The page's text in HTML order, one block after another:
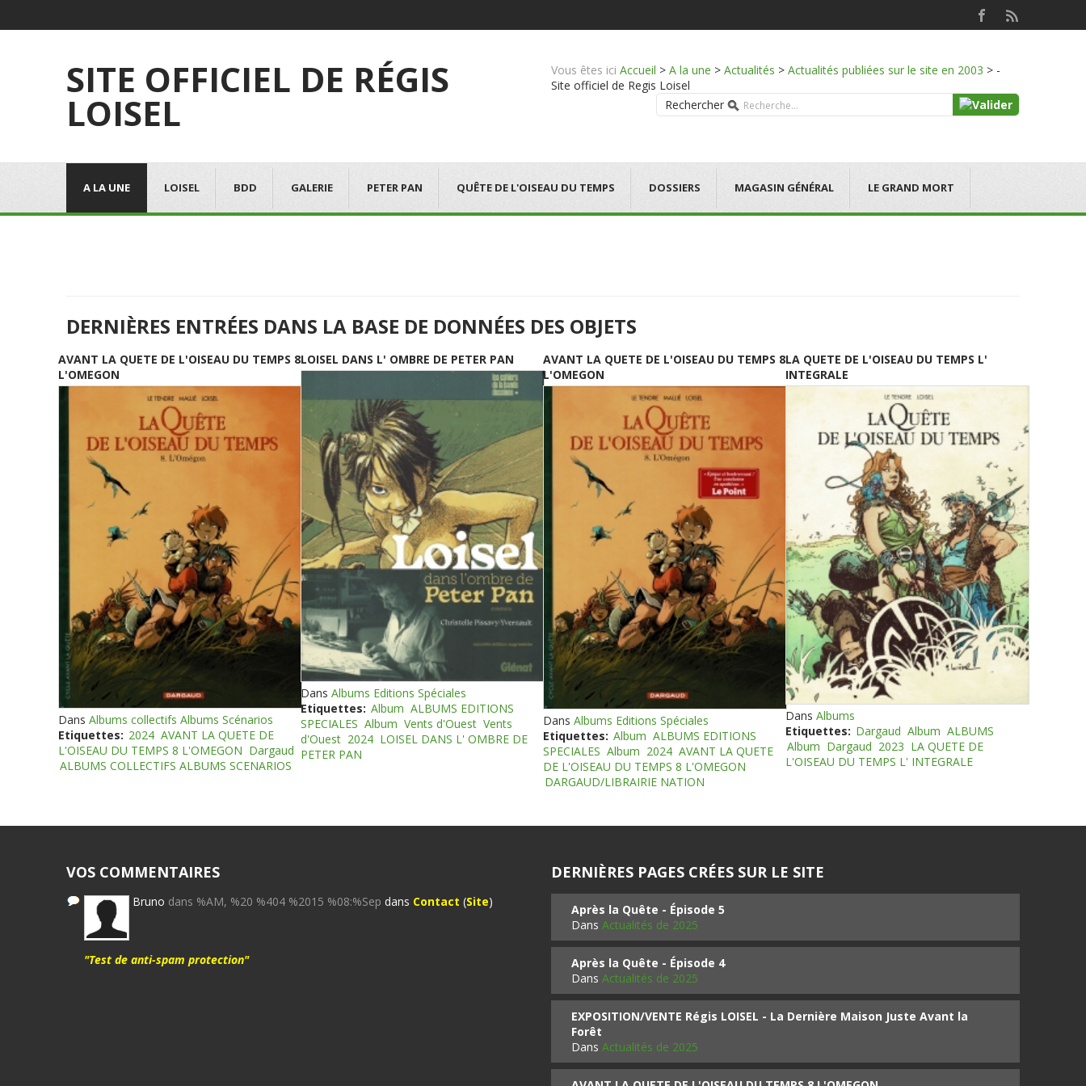
SITE OFFICIEL DE RÉGIS
LOISEL
Vous êtes ici Accueil > A la une > Actualités > Actualités publiées sur le site en 2003 > -
Site officiel de Regis Loisel
Rechercher
A LA UNE LOISEL BDD GALERIE PETER PAN QUÊTE DE L'OISEAU DU TEMPS DOSSIERS MAGASIN GÉNÉRAL LE GRAND MORT
DERNIÈRES ENTRÉES DANS LA BASE DE DONNÉES DES OBJETS
AVANT LA QUETE DE L'OISEAU DU TEMPS 8
L'OMEGON
Dans Albums collectifs Albums Scénarios
Etiquettes: 2024 AVANT LA QUETE DE
L'OISEAU DU TEMPS 8 L'OMEGON Dargaud
ALBUMS COLLECTIFS ALBUMS SCENARIOS
LOISEL DANS L' OMBRE DE PETER PAN
Dans Albums Editions Spéciales
Etiquettes: Album ALBUMS EDITIONS
SPECIALES Album Vents d'Ouest Vents
d'Ouest 2024 LOISEL DANS L' OMBRE DE
PETER PAN
AVANT LA QUETE DE L'OISEAU DU TEMPS 8
L'OMEGON
Dans Albums Editions Spéciales
Etiquettes: Album ALBUMS EDITIONS
SPECIALES Album 2024 AVANT LA QUETE
DE L'OISEAU DU TEMPS 8 L'OMEGON
DARGAUD/LIBRAIRIE NATION
LA QUETE DE L'OISEAU DU TEMPS L'
INTEGRALE
Dans Albums
Etiquettes: Dargaud Album ALBUMS
Album Dargaud 2023 LA QUETE DE
L'OISEAU DU TEMPS L' INTEGRALE
VOS COMMENTAIRES
Bruno dans %AM, %20 %404 %2015 %08:%Sep dans Contact (Site)
"Test de anti-spam protection"
DERNIÈRES PAGES CRÉES SUR LE SITE
Après la Quête - Épisode 5
Dans Actualités de 2025
Après la Quête - Épisode 4
Dans Actualités de 2025
EXPOSITION/VENTE Régis LOISEL - La Dernière Maison Juste Avant la
Forêt
Dans Actualités de 2025